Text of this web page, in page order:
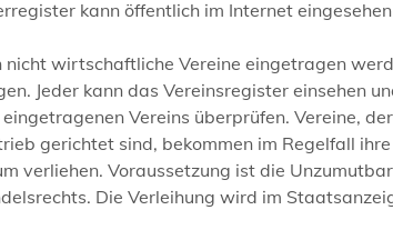
kann öffentlich im Internet
nicht wirtschaftliche Vereine eingetragen
Jeder kann das Vereinsregister einsehen
Vereins überprüfen. Vereine,
gerichtet sind, bekommen im Regelfall
verliehen. Voraussetzung ist die
Die Verleihung wird im